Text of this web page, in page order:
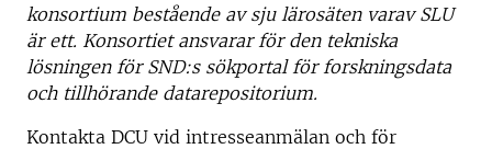
konsortium bestående av sju lärosäten varav SLU
är ett. Konsortiet ansvarar för den tekniska
lösningen för SND:s sökportal för forskningsdata
och tillhörande datarepositorium.
Kontakta DCU vid intresseanmälan och för